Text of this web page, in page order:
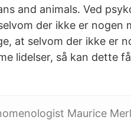
and animals. Ved
der ikke er nogen
at selvom der ikke er
lidelser, så kan dette
Maurice